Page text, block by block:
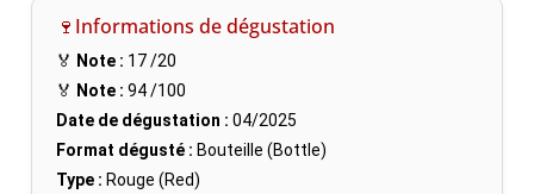
🍷Informations de dégustation
🏅 Note : 17/20
🏅 Note : 94/100
Date de dégustation : 04/2025
Format dégusté : Bouteille (Bottle)
Type : Rouge (Red)